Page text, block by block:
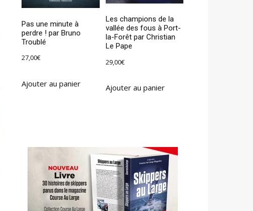
Pas une minute à
perdre ! par Bruno
Troublé
27,00€
Ajouter au panier
Les champions de la
vallée des fous à Port-
la-Forêt par Christian
Le Pape
29,00€
Ajouter au panier